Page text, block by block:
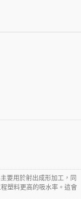
要用於射出成形加工，同
塑料更高的吸水率。這會